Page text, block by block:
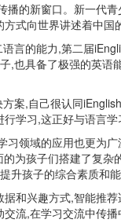
的新窗口。新一代
式向世界讲述着中国
言的能力,第二届
也具备了极强的英
案,自己很认同
学习,这正好与语言
领域的应用也更为
为孩子们搭建了复
孩子的综合素质和能
和兴趣方式,智能推
流,在学习交流中传播